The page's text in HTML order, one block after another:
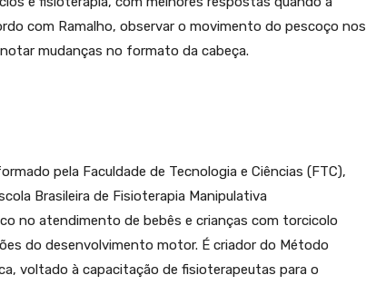
com Ramalho, observar o movimento do pescoço nos
mudanças no formato da cabeça.
pela Faculdade de Tecnologia e Ciências (FTC),
Brasileira de Fisioterapia Manipulativa
no atendimento de bebês e crianças com torcicolo
do desenvolvimento motor. É criador do Método
voltado à capacitação de fisioterapeutas para o